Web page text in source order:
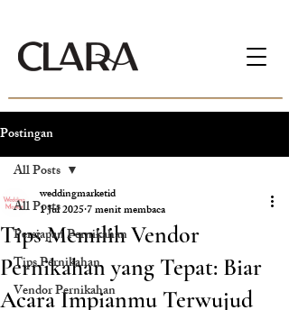
Postingan
All Posts
Persiapan Pernikahan
Tips Pernikahan
Vendor Pernikahan
All Posts
Tips Memilih Vendor
Pernikahan yang Tepat: Biar
Acara Impianmu Terwujud
weddingmarketid
1 Jul 20257 menit membaca